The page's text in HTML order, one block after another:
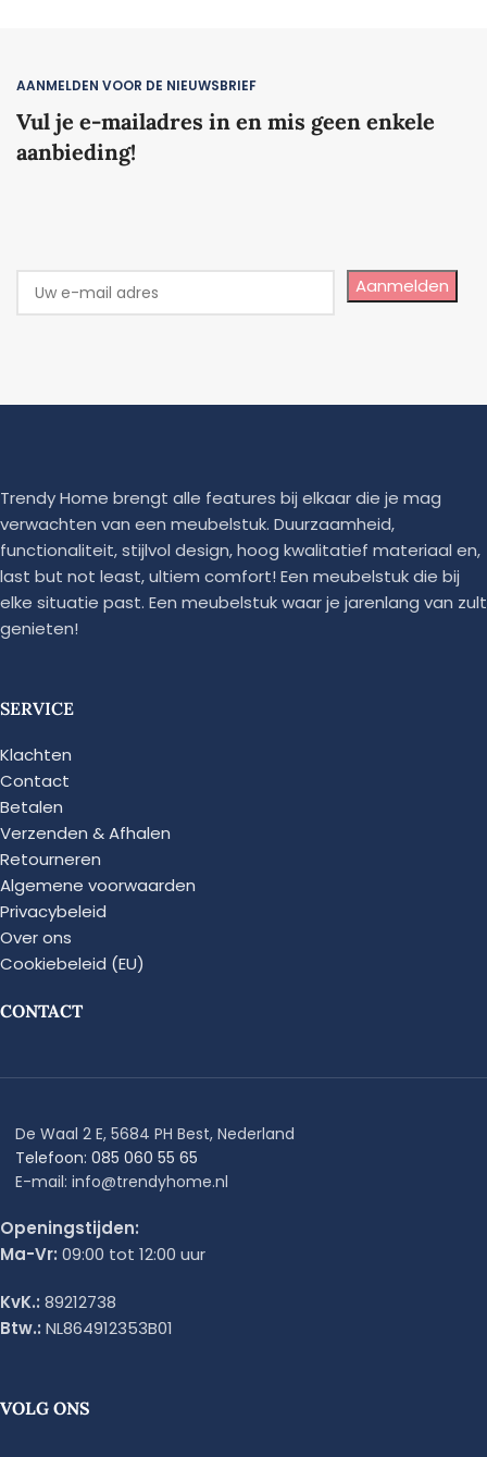
AANMELDEN VOOR DE NIEUWSBRIEF
Vul je e-mailadres in en mis geen enkele
aanbieding!
Aanmelden
Trendy Home brengt alle features bij elkaar die je mag
verwachten van een meubelstuk. Duurzaamheid,
functionaliteit, stijlvol design, hoog kwalitatief materiaal en,
last but not least, ultiem comfort! Een meubelstuk die bij
elke situatie past. Een meubelstuk waar je jarenlang van zult
genieten!
SERVICE
Klachten
Contact
Betalen
Verzenden & Afhalen
Retourneren
Algemene voorwaarden
Privacybeleid
Over ons
Cookiebeleid (EU)
CONTACT
De Waal 2 E, 5684 PH Best, Nederland
Telefoon: 085 060 55 65
E-mail: info@trendyhome.nl
Openingstijden:
Ma-Vr: 09:00 tot 12:00 uur
KvK.: 89212738
Btw.: NL864912353B01
VOLG ONS